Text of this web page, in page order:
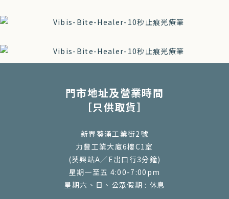
門市地址及營業時間
［只供取貨］
新界葵涌工業街2號
力豐工業大廈6樓C1室
(葵興站A／E出口行3分鐘)
星期一至五 4:00-7:00pm
星期六、日、公眾假期 : 休息